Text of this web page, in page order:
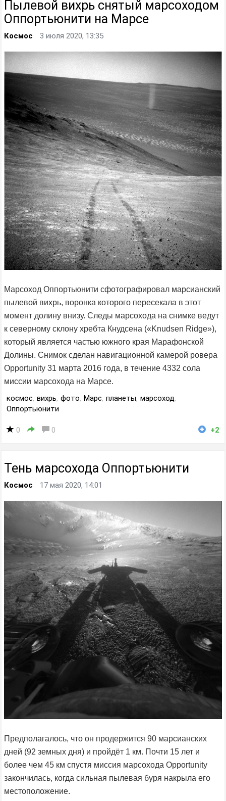
Пылевой вихрь снятый марсоходом
Оппортьюнити на Марсе
Космос 3 июля 2020, 13:35
Марсоход Оппортьюнити сфотографировал марсианский
пылевой вихрь, воронка которого пересекала в этот
момент долину внизу. Следы марсохода на снимке ведут
к северному склону хребта Кнудсена («Knudsen Ridge»),
который является частью южного края Марафонской
Долины. Снимок сделан навигационной камерой ровера
Opportunity 31 марта 2016 года, в течение 4332 сола
миссии марсохода на Марсе.
космос, вихрь, фото, Марс, планеты, марсоход,
Оппортьюнити
0 0 +2
Тень марсохода Оппортьюнити
Космос 17 мая 2020, 14:01
Предполагалось, что он продержится 90 марсианских
дней (92 земных дня) и пройдёт 1 км. Почти 15 лет и
более чем 45 км спустя миссия марсохода Opportunity
закончилась, когда сильная пылевая буря накрыла его
местоположение.